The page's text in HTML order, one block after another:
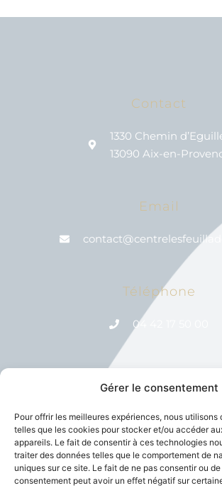
Gérer le consentement
Pour offrir les meilleures expériences, nous utilisons
telles que les cookies pour stocker et/ou accéder
appareils. Le fait de consentir à ces technologies
traiter des données telles que le comportement de
uniques sur ce site. Le fait de ne pas consentir ou
consentement peut avoir un effet négatif sur
Contact
1330 Chemin
13090 Aix-en-
Email
Téléphone
04 42 17 50 00